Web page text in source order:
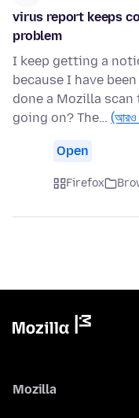
virus report keeps
problem
I keep getting a
because I have
done a Mozilla
going on? The… (আরও
Open
Firefox
Mozilla